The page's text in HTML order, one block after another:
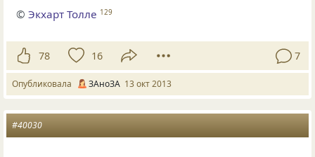
©Экхарт Толле 129
78 16 7
Опубликовала ЗАноЗА 13 окт 2013
#40030